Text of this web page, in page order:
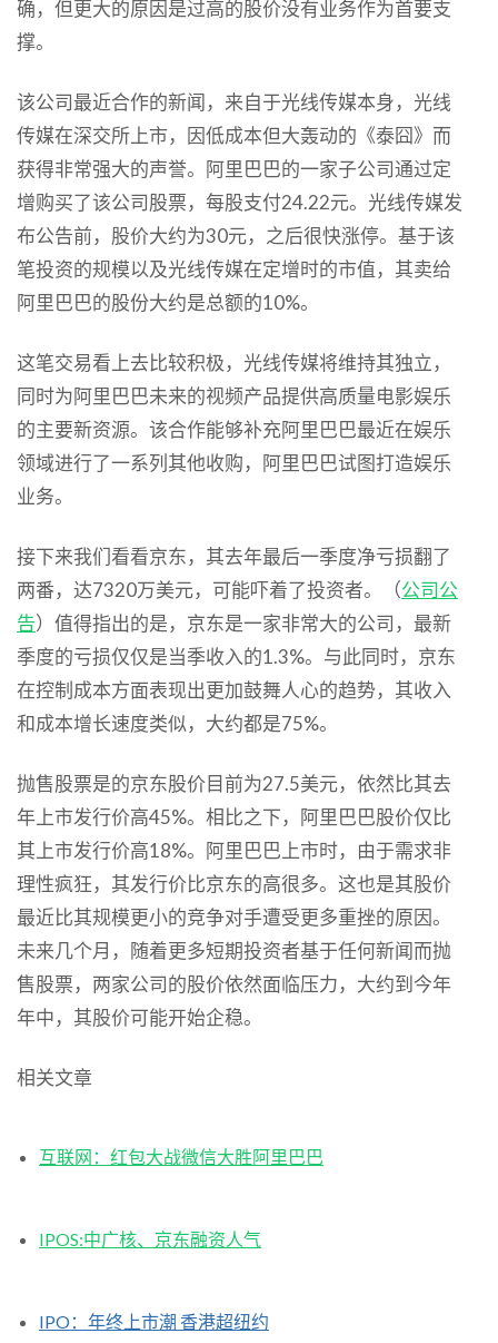
确，但更大的原因是过高的股价没有业务作为首要支
撑。
该公司最近合作的新闻，来自于光线传媒本身，光线
传媒在深交所上市，因低成本但大轰动的《泰囧》而
获得非常强大的声誉。阿里巴巴的一家子公司通过定
增购买了该公司股票，每股支付24.22元。光线传媒发
布公告前，股价大约为30元，之后很快涨停。基于该
笔投资的规模以及光线传媒在定增时的市值，其卖给
阿里巴巴的股份大约是总额的10%。
这笔交易看上去比较积极，光线传媒将维持其独立，
同时为阿里巴巴未来的视频产品提供高质量电影娱乐
的主要新资源。该合作能够补充阿里巴巴最近在娱乐
领域进行了一系列其他收购，阿里巴巴试图打造娱乐
业务。
接下来我们看看京东，其去年最后一季度净亏损翻了
两番，达7320万美元，可能吓着了投资者。（公司公
告）值得指出的是，京东是一家非常大的公司，最新
季度的亏损仅仅是当季收入的1.3%。与此同时，京东
在控制成本方面表现出更加鼓舞人心的趋势，其收入
和成本增长速度类似，大约都是75%。
抛售股票是的京东股价目前为27.5美元，依然比其去
年上市发行价高45%。相比之下，阿里巴巴股价仅比
其上市发行价高18%。阿里巴巴上市时，由于需求非
理性疯狂，其发行价比京东的高很多。这也是其股价
最近比其规模更小的竞争对手遭受更多重挫的原因。
未来几个月，随着更多短期投资者基于任何新闻而抛
售股票，两家公司的股价依然面临压力，大约到今年
年中，其股价可能开始企稳。
相关文章
互联网：红包大战微信大胜阿里巴巴
IPOS:中广核、京东融资人气
IPO：年终上市潮 香港超纽约